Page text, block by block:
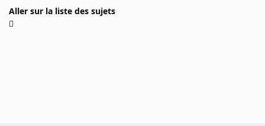
Aller sur la liste des sujets